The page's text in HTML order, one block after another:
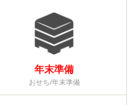
年末準備
おせち/年末準備